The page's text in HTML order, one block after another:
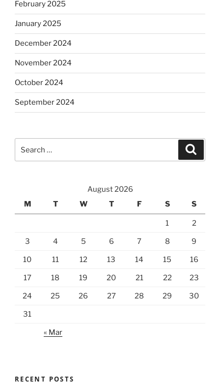
February 2025
January 2025
December 2024
November 2024
October 2024
September 2024
for:
August 2026
M
T W T F S S
1 2
3 4 5 6 7 8 9
10 11 12 13 14 15 16
17 18 19 20 21 22 23
24 25 26 27 28 29 30
31
« Mar
RECENT POSTS